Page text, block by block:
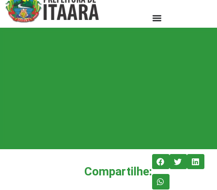
Compartilhe: